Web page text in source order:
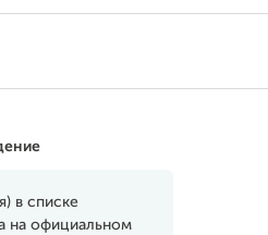
в списке
на официальном